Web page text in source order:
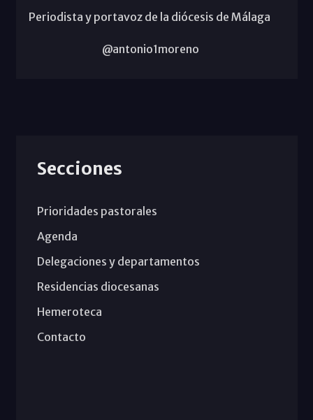
Periodista y portavoz de la diócesis de Málaga
@antonio1moreno
Secciones
Prioridades pastorales
Agenda
Delegaciones y departamentos
Residencias diocesanas
Hemeroteca
Contacto